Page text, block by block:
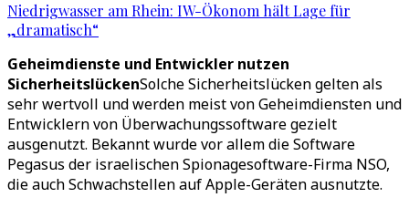
Niedrigwasser am Rhein: IW-Ökonom hält Lage für
„dramatisch“
Geheimdienste und Entwickler nutzen
SicherheitslückenSolche Sicherheitslücken gelten als
sehr wertvoll und werden meist von Geheimdiensten und
Entwicklern von Überwachungssoftware gezielt
ausgenutzt. Bekannt wurde vor allem die Software
Pegasus der israelischen Spionagesoftware-Firma NSO,
die auch Schwachstellen auf Apple-Geräten ausnutzte.